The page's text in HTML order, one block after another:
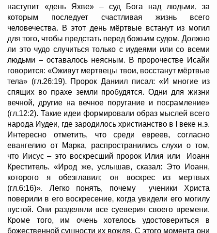
наступит «день Яхве» – суд Бога над людьми, за
которым последует счастливая жизнь всего
человечества. В этот день мёртвые встанут из могил
для того, чтобы предстать перед божьим судом. Должно
ли это чудо случиться только с иудеями или со всеми
людьми – оставалось неясным. В пророчестве Исайи
говорится: «Оживут мертвецы твои, восстанут мёртвые
тела» (гл.26:19). Пророк Даниил писал: «И многие из
спящих во прахе земли пробудятся. Одни для жизни
вечной, другие на вечное поругание и посрамление»
(гл.12:2). Такие идеи формировали образ мыслей всего
народа Иудеи, где зародилось христианство в I веке н.э.
Интересно отметить, что среди евреев, согласно
евангелию от Марка, распространились слухи о том,
что Иисус – это воскресший пророк Илия или Иоанн
Креститель. «Ирод же, услышав, сказал: Это Иоанн,
которого я обезглавил; он воскрес из мертвых
(гл.6:16)». Легко понять, почему ученики Христа
поверили в его воскресение, когда увидели его могилу
пустой. Они разделяли все суеверия своего времени.
Кроме того, им очень хотелось удостовериться в
божественной сущности их вождя. С этого момента они